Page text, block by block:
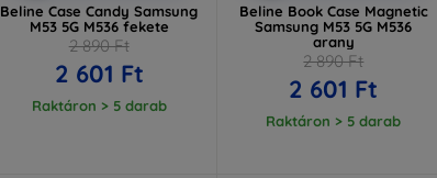
Beline Case Candy Samsung
M53 5G M536 fekete
2 890 Ft
2 601 Ft
Raktáron > 5 darab
Beline Book Case Magnetic
Samsung M53 5G M536
arany
2 890 Ft
2 601 Ft
Raktáron > 5 darab